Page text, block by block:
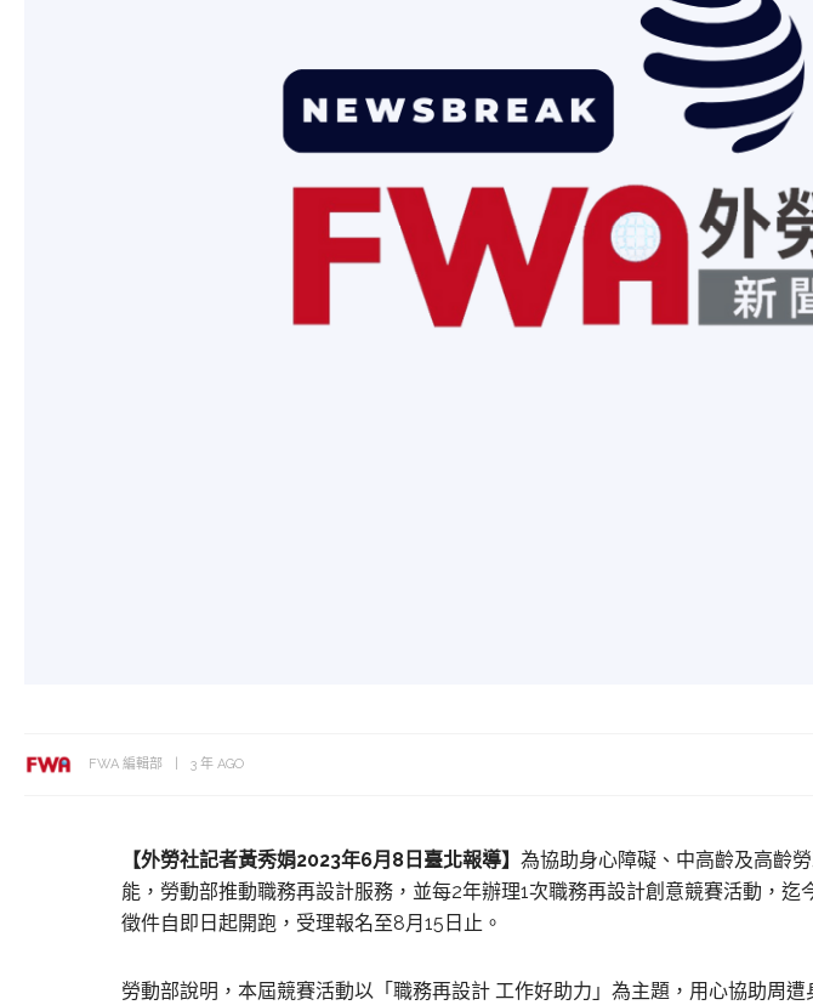
FWA 編輯部 3 年 AGO
【外勞社記者黃秀娟2023年6月8日臺北報導】 為協助身心障礙、中高齡及高齡
能，勞動部推動職務再設計服務，並每2年辦理1次職務再設計創意競賽活動，迄
徵件自即日起開跑，受理報名至8月15日止。
勞動部說明，本屆競賽活動以「職務再設計 工作好助力」為主題，用心協助周